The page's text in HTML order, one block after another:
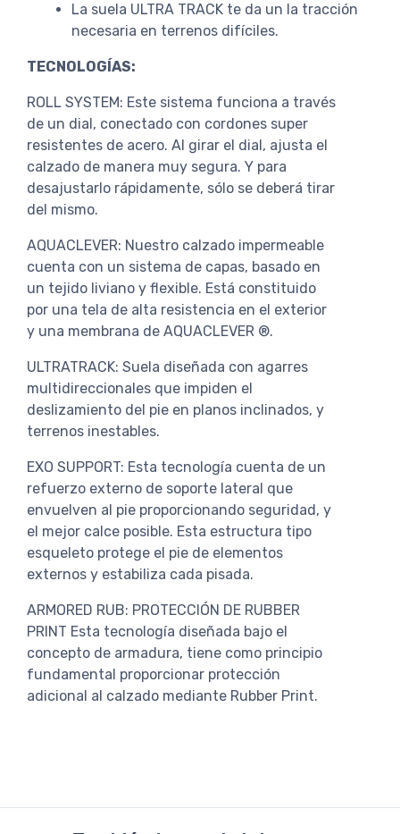
La suela ULTRA TRACK te da un la tracción
necesaria en terrenos difíciles.
TECNOLOGÍAS:
ROLL SYSTEM: Este sistema funciona a través
de un dial, conectado con cordones super
resistentes de acero. Al girar el dial, ajusta el
calzado de manera muy segura. Y para
desajustarlo rápidamente, sólo se deberá tirar
del mismo.
AQUACLEVER: Nuestro calzado impermeable
cuenta con un sistema de capas, basado en
un tejido liviano y flexible. Está constituido
por una tela de alta resistencia en el exterior
y una membrana de AQUACLEVER ®.
ULTRATRACK: Suela diseñada con agarres
multidireccionales que impiden el
deslizamiento del pie en planos inclinados, y
terrenos inestables.
EXO SUPPORT: Esta tecnología cuenta de un
refuerzo externo de soporte lateral que
envuelven al pie proporcionando seguridad, y
el mejor calce posible. Esta estructura tipo
esqueleto protege el pie de elementos
externos y estabiliza cada pisada.
ARMORED RUB: PROTECCIÓN DE RUBBER
PRINT Esta tecnología diseñada bajo el
concepto de armadura, tiene como principio
fundamental proporcionar protección
adicional al calzado mediante Rubber Print.